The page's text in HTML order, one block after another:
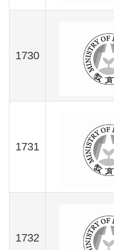
1730
1731
1732